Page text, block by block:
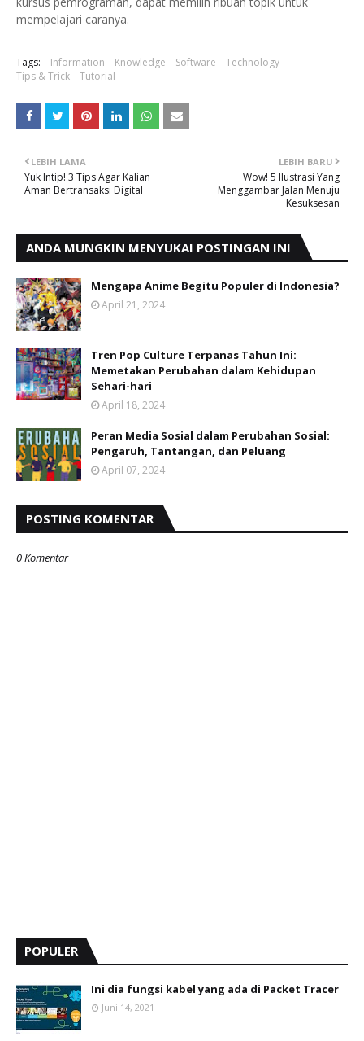
mempelajari caranya.
Tags: Information Knowledge Software
Technology
Tips & Trick
Tutorial
LEBIH BARU
Wow! 5 Ilustrasi Yang
Menggambar Jalan Menuju
Kesuksesan
LEBIH LAMA
Yuk Intip! 3 Tips Agar Kalian
Aman Bertransaksi Digital
ANDA MUNGKIN MENYUKAI POSTINGAN INI
Mengapa Anime Begitu Populer di Indonesia?
April 21, 2024
Tren Pop Culture Terpanas Tahun Ini:
Memetakan Perubahan dalam Kehidupan
Sehari-hari
April 18, 2024
Peran Media Sosial dalam Perubahan Sosial:
Pengaruh, Tantangan, dan Peluang
April 07, 2024
POSTING KOMENTAR
0 Komentar
POPULER
Ini dia fungsi kabel yang ada di Packet Tracer
Juni 14, 2021